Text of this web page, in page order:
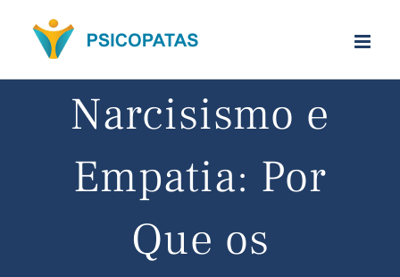
Narcisismo e
Empatia: Por
Que os